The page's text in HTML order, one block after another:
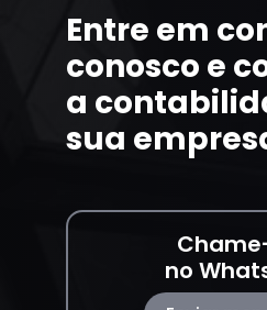
Entre em
conosco e
a
sua
no